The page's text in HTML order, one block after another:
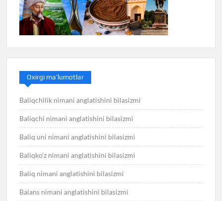
Oxirgi ma’lumotlar
Baliqchilik nimani anglatishini bilasizmi
Baliqchi nimani anglatishini bilasizmi
Baliq uni nimani anglatishini bilasizmi
Baliqko’z nimani anglatishini bilasizmi
Baliq nimani anglatishini bilasizmi
Balans nimani anglatishini bilasizmi